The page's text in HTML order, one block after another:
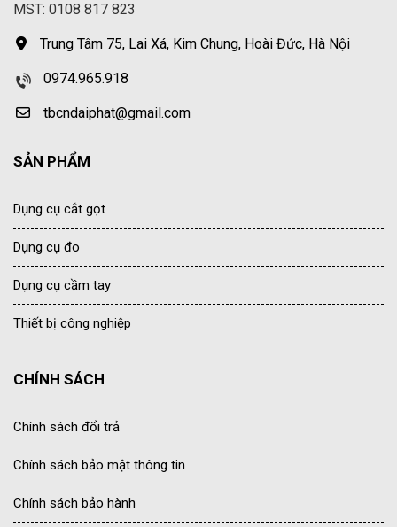
MST: 0108 817 823
Trung Tâm 75, Lai Xá, Kim Chung, Hoài Đức, Hà Nội
0974.965.918
tbcndaiphat@gmail.com
SẢN PHẨM
Dụng cụ cắt gọt
Dụng cụ đo
Dụng cụ cầm tay
Thiết bị công nghiệp
CHÍNH SÁCH
Chính sách đổi trả
Chính sách bảo mật thông tin
Chính sách bảo hành